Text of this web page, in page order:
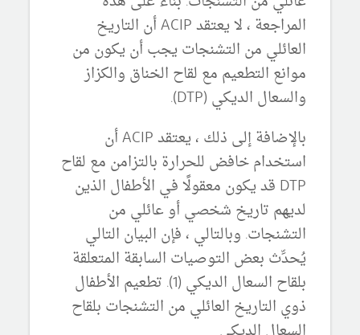
المراجعة ، لا يعتقد ACIP أن التاريخ
العائلي من التشنجات يجب أن يكون من
موانع التطعيم مع لقاح الخناق والكزاز
والسعال الديكي (DTP).
بالإضافة إلى ذلك ، يعتقد ACIP أن
استخدام خافض للحرارة بالتزامن مع لقاح
DTP قد يكون معقولًا في الأطفال الذين
لديهم تاريخ شخصي أو عائلي من
التشنجات. وبالتالي ، فإن البيان التالي
يُحدِّث بعض التوصيات السابقة المتعلقة
بلقاح السعال الديكي (1). تطعيم الأطفال
ذوي التاريخ العائلي من التشنجات بلقاح